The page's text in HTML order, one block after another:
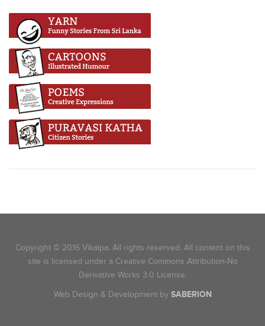
Copyright © 2016 Vikalpa. All rights reserved. All content on this
site is licensed under a Creative Commons Attribution-No
Derivative Works 3.0 License.
Web Design & Development by SABERION